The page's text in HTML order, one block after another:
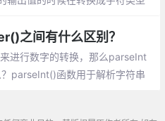
之间有什么区别？
进行数字的转换，那么parseInt
parseInt()函数用于解析字符串